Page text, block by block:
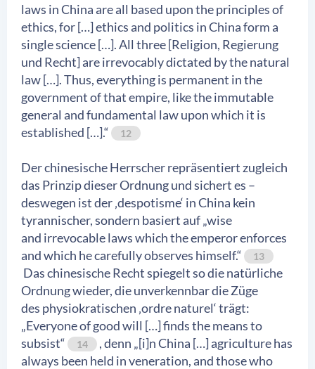
laws in China are all based upon the principles of
ethics, for […] ethics and politics in China form a
single science […]. All three [Religion, Regierung
und Recht] are irrevocably dictated by the natural
law […]. Thus, everything is permanent in the
government of that empire, like the immutable
general and fundamental law upon which it is
established […].“
12
Der chinesische Herrscher repräsentiert zugleich
das Prinzip dieser Ordnung und sichert es –
deswegen ist der ‚despotisme‘ in China kein
tyrannischer, sondern basiert auf „wise
and irrevocable laws which the emperor enforces
and which he carefully observes himself.“
13
Das chinesische Recht spiegelt so die natürliche
Ordnung wieder, die unverkennbar die Züge
des physiokratischen ‚ordre naturel‘ trägt:
„Everyone of good will […] finds the means to
subsist“
14
, denn „[i]n China […] agriculture has
always been held in veneration, and those who